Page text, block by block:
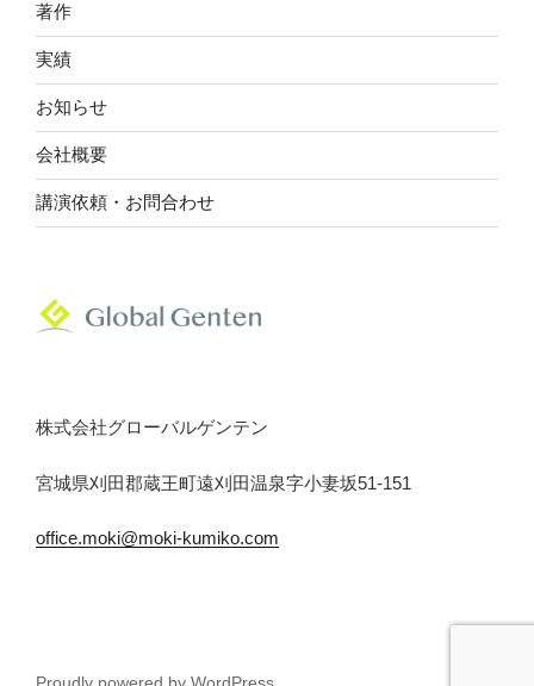
著作
実績
お知らせ
会社概要
講演依頼・お問合わせ
株式会社グローバルゲンテン
宮城県刈田郡蔵王町遠刈田温泉字小妻坂51‐151
office.moki@moki-kumiko.com
Proudly powered by WordPress